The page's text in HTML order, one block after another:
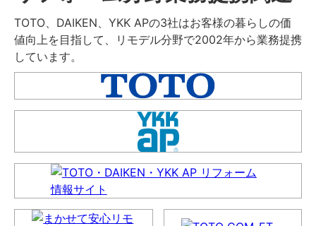
TOTO、DAIKEN、YKK APの3社はお客様の暮らしの価
値向上を目指して、リモデル分野で2002年から業務提携
しています。